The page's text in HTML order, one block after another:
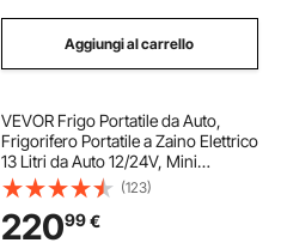
Aggiungi al carrello
VEVOR Frigo Portatile da Auto,
Frigorifero Portatile a Zaino Elettrico
13 Litri da Auto 12/24V, Mini
Frigorifero con Compressore per
Campeggio Viaggio Spiaggia Pesca
Picnic, Temperatura da -6°C a 10°C
(123)
22099€